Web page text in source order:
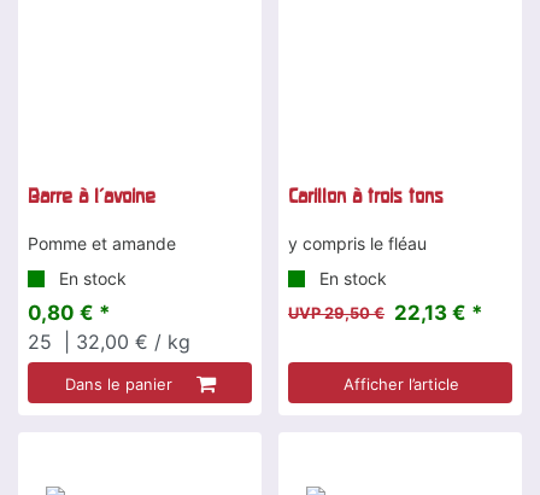
Barre à l'avoine
Pomme et amande
En stock
0,80 € *
25
| 32,00 € / kg
Dans le panier
Carillon à trois tons
y compris le fléau
En stock
UVP 29,50 € 22,13 € *
Afficher l’article